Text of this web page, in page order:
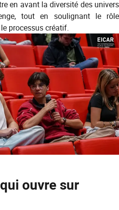
en avant la diversité des univers
tout en soulignant le rôle
processus créatif.
ouvre sur